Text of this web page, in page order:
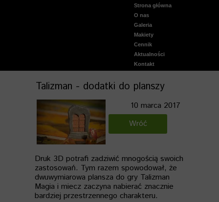
Wróć
Strona główna
O nas
Galeria
Aktualnie malowane
Warhammer 40000
Warhammer Fantasy
Warhammer Age Of
Malowane wydruki 3D
StarWars
Lord of the Rings
Podstawki figurek
Dust Tactics
Gry Planszowe
Inne
Wideo Galeria malowania
Wiedźmin starty świat
Makiety - galeria
Makiety
Cennik
Aktualności
Kontakt
10 marca 2017
Druk 3D potrafi zadziwić mnogością swoich
zastosowań. Tym razem spowodował, że
dwuwymiarowa plansza do gry Talizman
Magia i miecz zaczyna nabierać znacznie
bardziej przestrzennego charakteru.
Talizman - dodatki do planszy